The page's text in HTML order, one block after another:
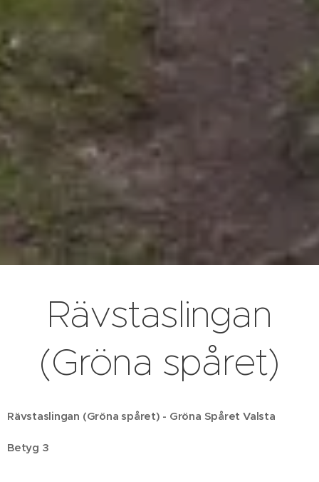
Rävstaslingan
(Gröna spåret)
Rävstaslingan (Gröna spåret) - Gröna Spåret Valsta
Betyg 3